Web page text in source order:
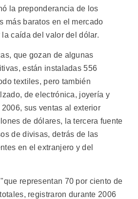
la preponderancia de los
más baratos en el mercado
caída del valor del dólar.
que gozan de algunas
están instaladas 556
textiles, pero también
de electrónica, joyería y
sus ventas al exterior
de dólares, la tercera fuente
de divisas, detrás de las
en el extranjero y del
representan 70 por ciento de
registraron durante 2006